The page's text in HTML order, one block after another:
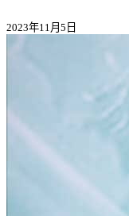
2023年11月5日